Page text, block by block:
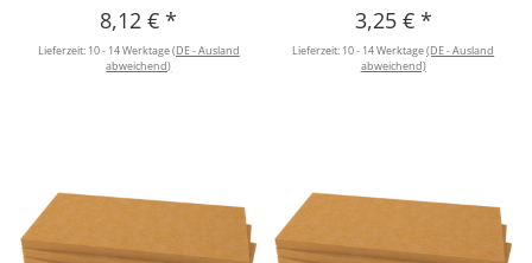
8,12 €*
Lieferzeit: 10 - 14 Werktage(DE - Ausland
abweichend)
3,25 € *
Lieferzeit: 10 - 14 Werktage(DE - Ausland
abweichend)